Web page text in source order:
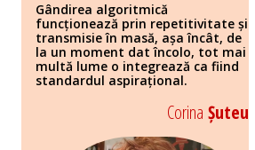
Gândirea algoritmică
funcționează prin repetitivitate și
transmisie în masă, așa încât, de
la un moment dat încolo, tot mai
multă lume o integrează ca fiind
standardul aspirațional.
Corina Șuteu